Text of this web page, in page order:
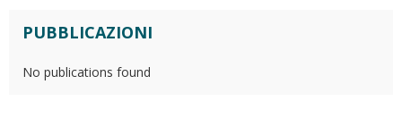
PUBBLICAZIONI
No publications found